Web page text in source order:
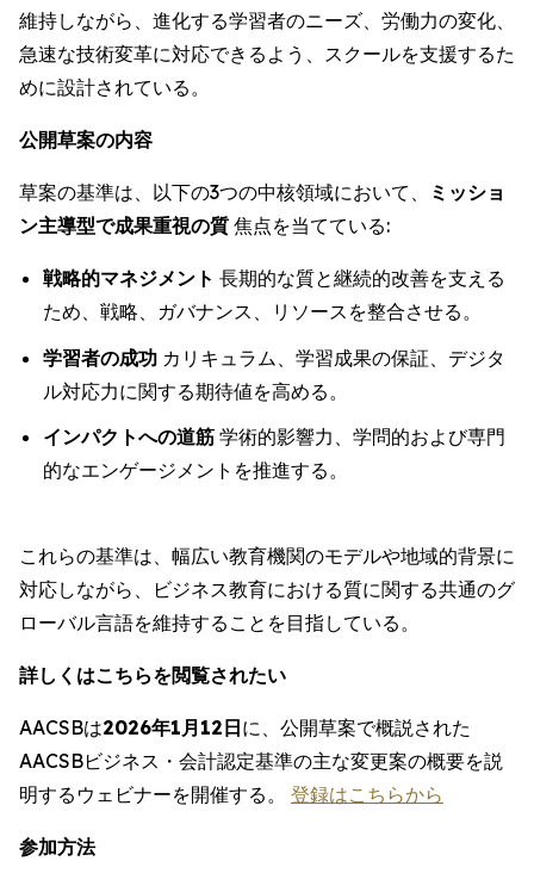
維持しながら、進化する学習者のニーズ、労働力の変化、
急速な技術変革に対応できるよう、スクールを支援するた
めに設計されている。
公開草案の内容
草案の基準は、以下の3つの中核領域において、
ミッショ
ン主導型で成果重視の質 焦点を当てている:
戦略的マネジメント 長期的な質と継続的改善を支える
ため、戦略、ガバナンス、リソースを整合させる。
学習者の成功 カリキュラム、学習成果の保証、デジタ
ル対応力に関する期待値を高める。
インパクトへの道筋 学術的影響力、学問的および専門
的なエンゲージメントを推進する。
これらの基準は、幅広い教育機関のモデルや地域的背景に
対応しながら、ビジネス教育における質に関する共通のグ
ローバル言語を維持することを目指している。
詳しくはこちらを閲覧されたい
AACSBは2026年1月12日に、公開草案で概説された
AACSBビジネス・会計認定基準の主な変更案の概要を説
明するウェビナーを開催する。 登録はこちらから
参加方法